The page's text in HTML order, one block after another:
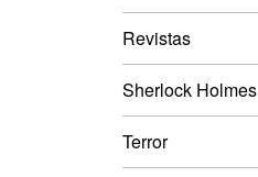
Revistas
Sherlock Holmes
Terror